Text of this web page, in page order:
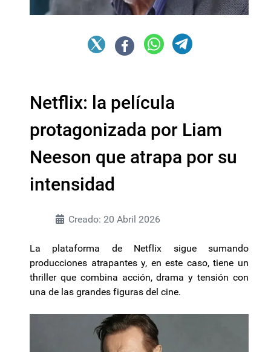
Netflix: la película
protagonizada por Liam
Neeson que atrapa por su
intensidad
Creado: 20 Abril 2026
La plataforma de Netflix sigue sumando
producciones atrapantes y, en este caso, tiene un
thriller que combina acción, drama y tensión con
una de las grandes figuras del cine.